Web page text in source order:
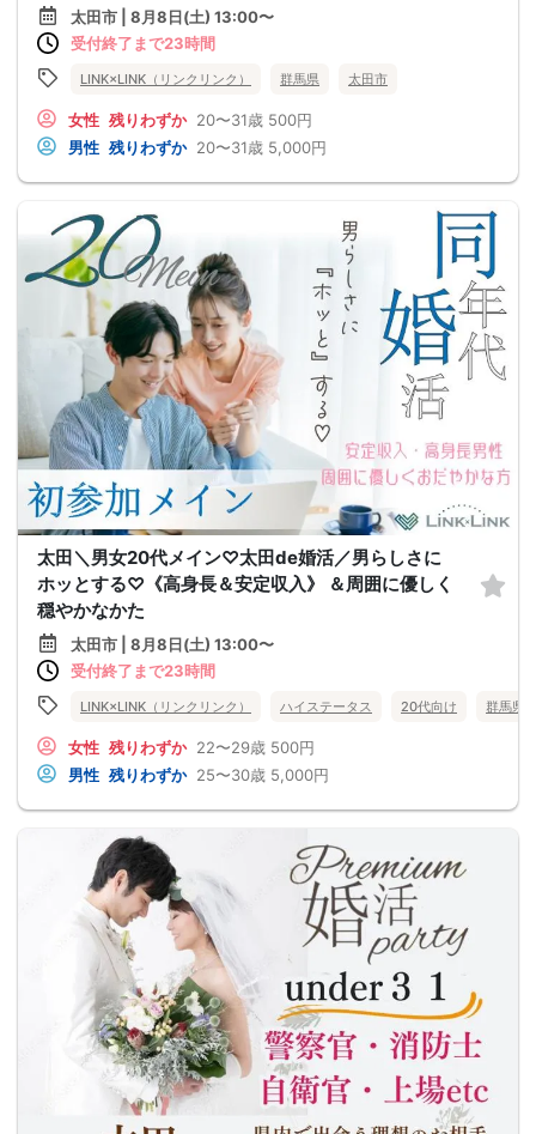
太田市 | 8月8日(土) 13:00〜
受付終了まで23時間
LINK×LINK（リンクリンク） 群馬県 太田市
女性 残りわずか 20〜31歳 500円
男性 残りわずか 20〜31歳 5,000円
太田＼男女20代メイン♡太田de婚活／男らしさに
ホッとする♡《高身長＆安定収入》 ＆周囲に優しく
穏やかなかた
太田市 | 8月8日(土) 13:00〜
受付終了まで23時間
LINK×LINK（リンクリンク） ハイステータス 20代向け 群馬県
女性 残りわずか 22〜29歳 500円
男性 残りわずか 25〜30歳 5,000円